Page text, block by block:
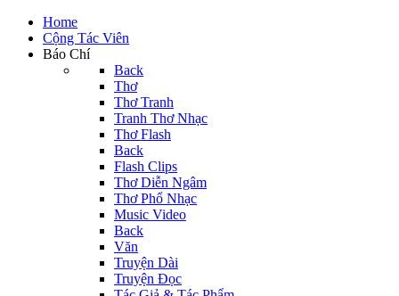
Home
Cộng Tác Viên
Báo Chí
Back
Thơ
Thơ Tranh
Tranh Thơ Nhạc
Thơ Flash
Back
Flash Clips
Thơ Diễn Ngâm
Thơ Phổ Nhạc
Music Video
Back
Văn
Truyện Dài
Truyện Đọc